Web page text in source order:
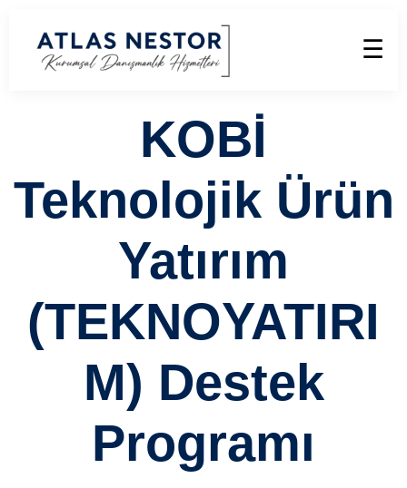
☰
KOBİ
Teknolojik Ürün
Yatırım
(TEKNOYATIRI
M) Destek
Programı